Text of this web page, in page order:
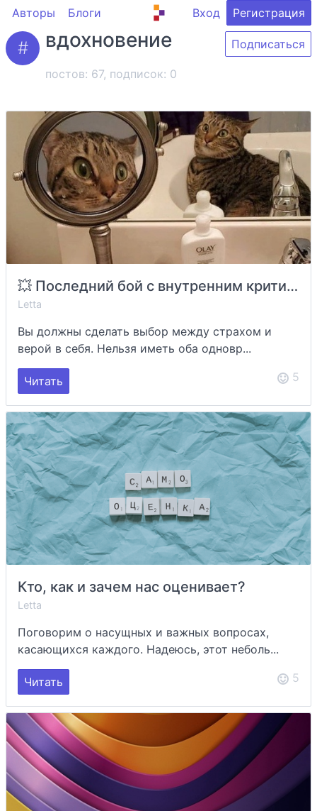
Авторы Блоги Вход Регистрация
вдохновение
постов: 67, подписок: 0
Подписаться
💥 Последний бой с внутренним критиком - секреты как его победить 💥
Letta
Вы должны сделать выбор между страхом и
верой в себя. Нельзя иметь оба одновр...
Читать 5
Кто, как и зачем нас оценивает?
Letta
Поговорим о насущных и важных вопросах,
касающихся каждого. Надеюсь, этот неболь...
Читать 5